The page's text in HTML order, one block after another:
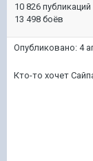
10 826 публикаций
13 498 боёв
Опубликовано: 4
Кто-то хочет